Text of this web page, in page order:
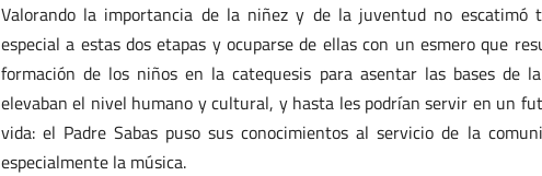
Valorando la importancia de la niñez y de la juventud no escatimó
especial a estas dos etapas y ocuparse de ellas con un esmero que
formación de los niños en la catequesis para asentar las bases de
elevaban el nivel humano y cultural, y hasta les podrían servir en un
vida: el Padre Sabas puso sus conocimientos al servicio de la
especialmente la música.